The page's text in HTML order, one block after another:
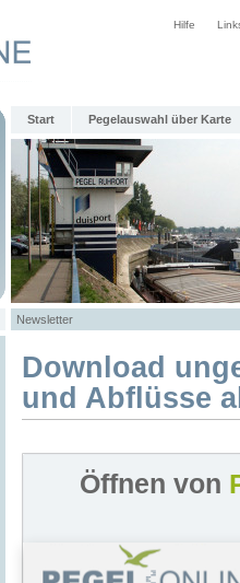
Hilfe
Start Pegelauswahl über Karte
Newsletter
Download
und Abflüsse
Öffnen von